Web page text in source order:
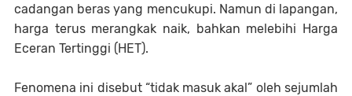
cadangan beras yang mencukupi. Namun di lapangan,
harga terus merangkak naik, bahkan melebihi Harga
Eceran Tertinggi (HET).
Fenomena ini disebut “tidak masuk akal” oleh sejumlah